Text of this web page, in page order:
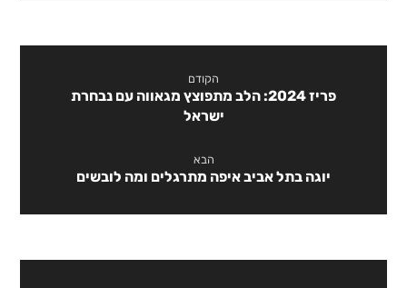
הקודם
פריז 2024: הלב מתפוצץ מגאווה עם נבחרת
ישראל
הבא
יוגה בתל אביב איפה מתרגלים ומה לובשים